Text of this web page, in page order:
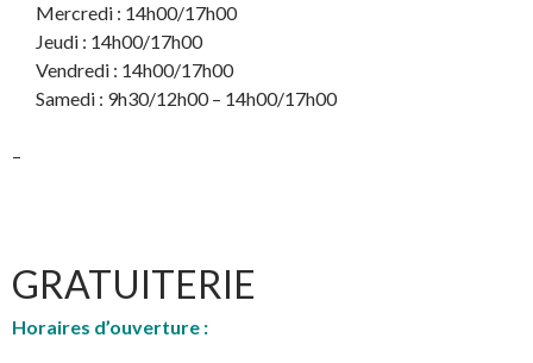
Mercredi : 14h00/17h00
Jeudi : 14h00/17h00
Vendredi : 14h00/17h00
Samedi : 9h30/12h00 – 14h00/17h00
–
GRATUITERIE
Horaires d’ouverture :